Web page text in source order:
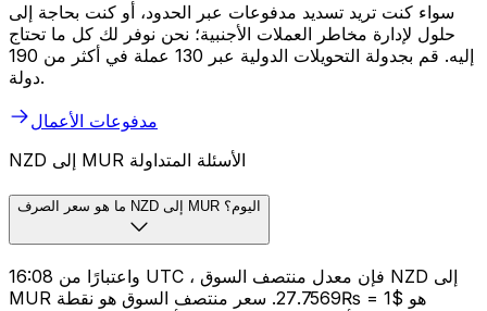
سواء كنت تريد تسديد مدفوعات عبر الحدود، أو كنت بحاجة إلى
حلول لإدارة مخاطر العملات الأجنبية؛ نحن نوفر لك كل ما تحتاج
إليه. قم بجدولة التحويلات الدولية عبر 130 عملة في أكثر من 190
دولة.
مدفوعات الأعمال
NZD إلى MUR الأسئلة المتداولة
ما هو سعر الصرف NZD إلى MUR اليوم؟
واعتبارًا من 16:08 UTC ، فإن معدل منتصف السوق NZD إلى
MUR هو $1 = ₨27.7569. سعر منتصف السوق هو نقطة